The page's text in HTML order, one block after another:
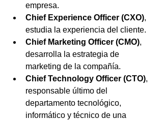
empresa.
Chief Experience Officer (CXO),
estudia la experiencia del cliente.
Chief Marketing Officer (CMO),
desarrolla la estrategia de
marketing de la compañía.
Chief Technology Officer (CTO),
responsable último del
departamento tecnológico,
informático y técnico de una